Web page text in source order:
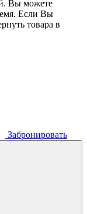
Вы можете
Если Вы
товара в
Забронировать